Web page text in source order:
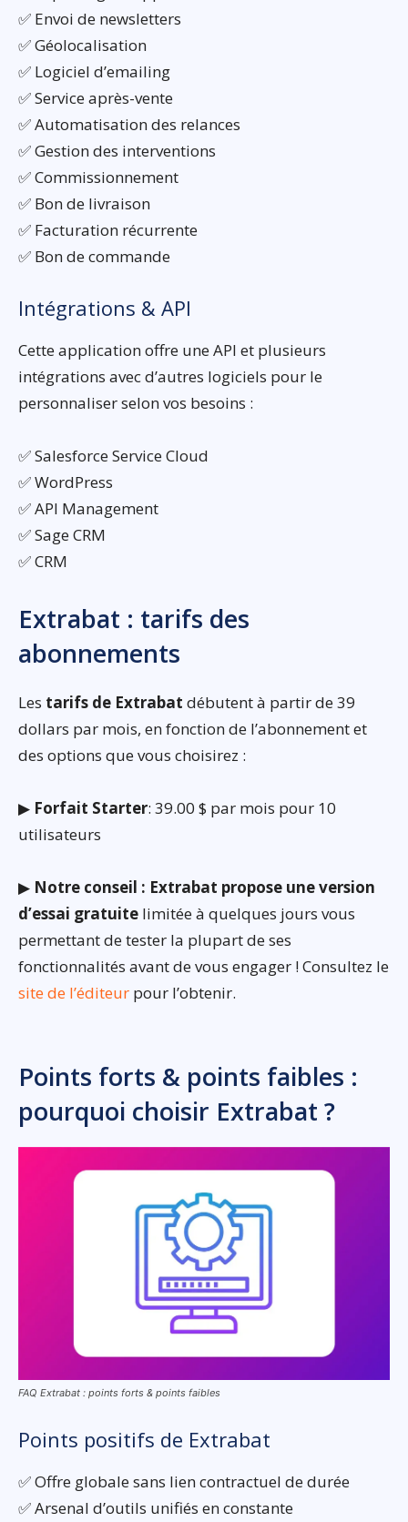
✅ Envoi de newsletters
✅ Géolocalisation
✅ Logiciel d’emailing
✅ Service après-vente
✅ Automatisation des relances
✅ Gestion des interventions
✅ Commissionnement
✅ Bon de livraison
✅ Facturation récurrente
✅ Bon de commande
Intégrations & API
Cette application offre une API et plusieurs
intégrations avec d’autres logiciels pour le
personnaliser selon vos besoins :
✅ Salesforce Service Cloud
✅ WordPress
✅ API Management
✅ Sage CRM
✅ CRM
Extrabat : tarifs des
abonnements
Les tarifs de Extrabat débutent à partir de 39
dollars par mois, en fonction de l’abonnement et
des options que vous choisirez :
▶ Forfait Starter: 39.00 $ par mois pour 10
utilisateurs
▶ Notre conseil : Extrabat propose une version
d’essai gratuite limitée à quelques jours vous
permettant de tester la plupart de ses
fonctionnalités avant de vous engager ! Consultez le
site de l’éditeur pour l’obtenir.
Points forts & points faibles :
pourquoi choisir Extrabat ?
FAQ Extrabat : points forts & points faibles
Points positifs de Extrabat
✅ Offre globale sans lien contractuel de durée
✅ Arsenal d’outils unifiés en constante